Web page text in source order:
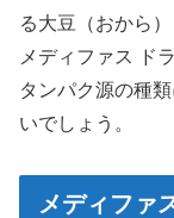
る大豆（おから
メディファス ド
タンパク源の種
いでしょう。
メディファ